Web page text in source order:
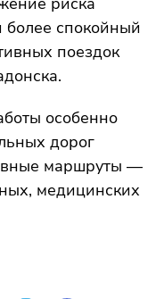
спокойный
поездок
особенно
дорог
маршруты —
медицинских